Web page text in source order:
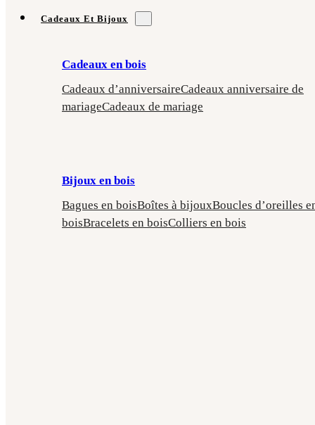
Cadeaux Et Bijoux
Cadeaux en bois
Cadeaux d’anniversaireCadeaux anniversaire de
mariageCadeaux de mariage
Bijoux en bois
Bagues en boisBoîtes à bijouxBoucles d’oreilles
boisBracelets en boisColliers en bois